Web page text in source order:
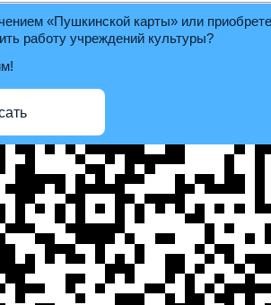
«Пушкинской карты» или
работу учреждений культуры?